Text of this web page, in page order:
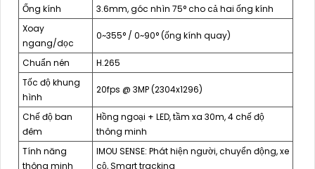
Ống kính
3.6mm, góc nhìn 75° cho cả hai ống kính
Xoay
ngang/dọc
0~355° / 0~90° (ống kính quay)
Chuẩn nén
H.265
Tốc độ khung
hình
20fps @ 3MP (2304x1296)
Chế độ ban
đêm
Hồng ngoại + LED, tầm xa 30m, 4 chế độ
thông minh
Tính năng
thông minh
IMOU SENSE: Phát hiện người, chuyển động, xe
cộ, Smart tracking